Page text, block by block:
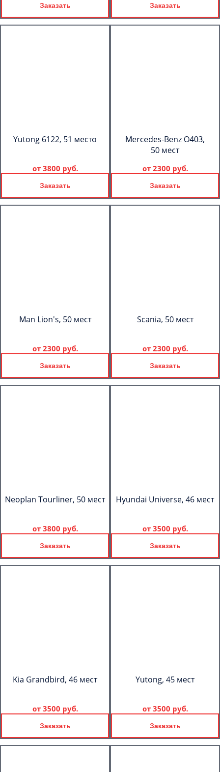
Заказать Заказать
Yutong 6122, 51 место
от 3800 руб.
Заказать
Mercedes-Benz О403,
50 мест
от 2300 руб.
Заказать
Man Lion's, 50 мест
от 2300 руб.
Заказать
Scania, 50 мест
от 2300 руб.
Заказать
Neoplan Tourliner, 50 мест
от 3800 руб.
Заказать
Hyundai Universe, 46 мест
от 3500 руб.
Заказать
Kia Grandbird, 46 мест
от 3500 руб.
Заказать
Yutong, 45 мест
от 3500 руб.
Заказать